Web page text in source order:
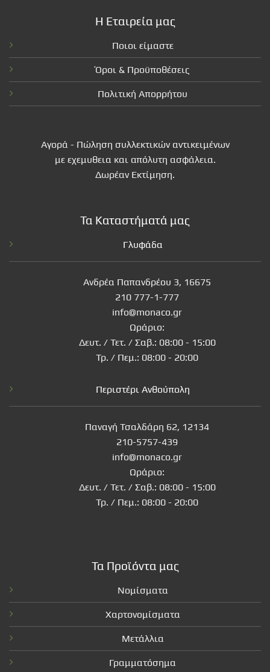
Η Εταιρεία μας
Ποιοι είμαστε
Όροι & Προϋποθέσεις
Πολιτική Απορρήτου
Αγορά - Πώληση συλλεκτικών αντικειμένων
με εχεμυθεια και απόλυτη ασφάλεια.
Δωρέαν Εκτίμηση.
Τα Καταστήματά μας
Γλυφάδα
Ανδρέα Παπανδρέου 3, 16675
210 777-1-777
info@monaco.gr
Ωράριο:
Δευτ. / Τετ. / Σαβ.: 08:00 - 15:00
Τρ. / Πεμ.: 08:00 - 20:00
Περιστέρι Ανθούπολη
Παναγή Τσαλδάρη 62, 12134
210-5757-439
info@monaco.gr
Ωράριο:
Δευτ. / Τετ. / Σαβ.: 08:00 - 15:00
Τρ. / Πεμ.: 08:00 - 20:00
Τα Προϊόντα μας
Νομίσματα
Χαρτονομίσματα
Μετάλλια
Γραμματόσημα